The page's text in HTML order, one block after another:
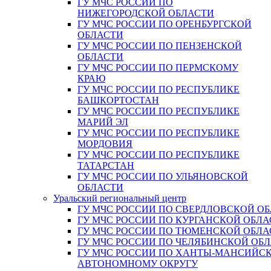
ГУ МЧС РОССИИ ПО
НИЖЕГОРОДСКОЙ ОБЛАСТИ
ГУ МЧС РОССИИ ПО ОРЕНБУРГСКОЙ
ОБЛАСТИ
ГУ МЧС РОССИИ ПО ПЕНЗЕНСКОЙ
ОБЛАСТИ
ГУ МЧС РОССИИ ПО ПЕРМСКОМУ
КРАЮ
ГУ МЧС РОССИИ ПО РЕСПУБЛИКЕ
БАШКОРТОСТАН
ГУ МЧС РОССИИ ПО РЕСПУБЛИКЕ
МАРИЙ ЭЛ
ГУ МЧС РОССИИ ПО РЕСПУБЛИКЕ
МОРДОВИЯ
ГУ МЧС РОССИИ ПО РЕСПУБЛИКЕ
ТАТАРСТАН
ГУ МЧС РОССИИ ПО УЛЬЯНОВСКОЙ
ОБЛАСТИ
Уральский региональный центр
ГУ МЧС РОССИИ ПО СВЕРДЛОВСКОЙ
ГУ МЧС РОССИИ ПО КУРГАНСКОЙ
ГУ МЧС РОССИИ ПО ТЮМЕНСКОЙ
ГУ МЧС РОССИИ ПО ЧЕЛЯБИНСКОЙ
ГУ МЧС РОССИИ ПО ХАНТЫ-
АВТОНОМНОМУ ОКРУГУ